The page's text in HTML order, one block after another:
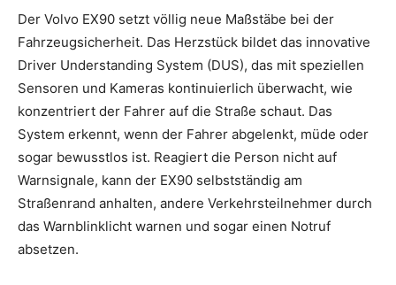
Der Volvo EX90 setzt völlig neue Maßstäbe bei der
Fahrzeugsicherheit. Das Herzstück bildet das innovative
Driver Understanding System (DUS), das mit speziellen
Sensoren und Kameras kontinuierlich überwacht, wie
konzentriert der Fahrer auf die Straße schaut. Das
System erkennt, wenn der Fahrer abgelenkt, müde oder
sogar bewusstlos ist. Reagiert die Person nicht auf
Warnsignale, kann der EX90 selbstständig am
Straßenrand anhalten, andere Verkehrsteilnehmer durch
das Warnblinklicht warnen und sogar einen Notruf
absetzen.